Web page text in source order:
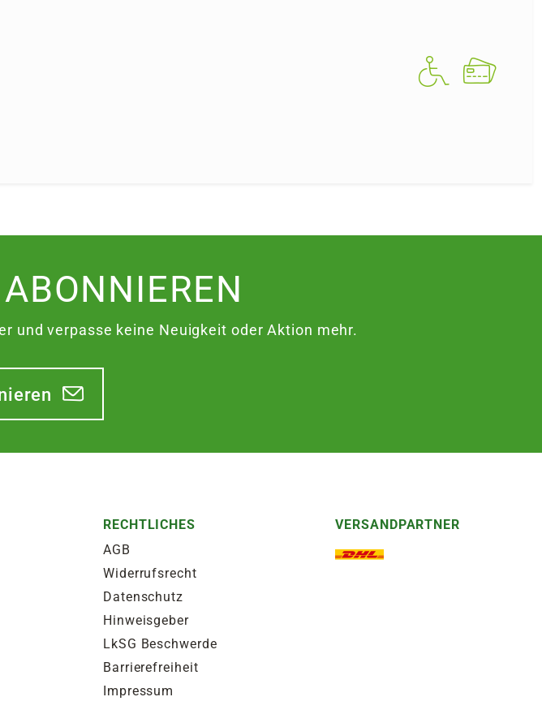
ABONNIEREN
und verpasse keine Neuigkeit oder Aktion mehr.
RECHTLICHES
AGB
Widerrufsrecht
Datenschutz
Hinweisgeber
LkSG Beschwerde
Barrierefreiheit
Impressum
VERSANDPARTNER